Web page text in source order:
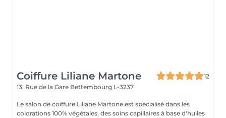
Coiffure Liliane Martone
12
13, Rue de la Gare Bettembourg L-3237
Le salon de coiffure Liliane Martone est spécialisé dans les
colorations 100% végétales, des soins capillaires à base d'huiles